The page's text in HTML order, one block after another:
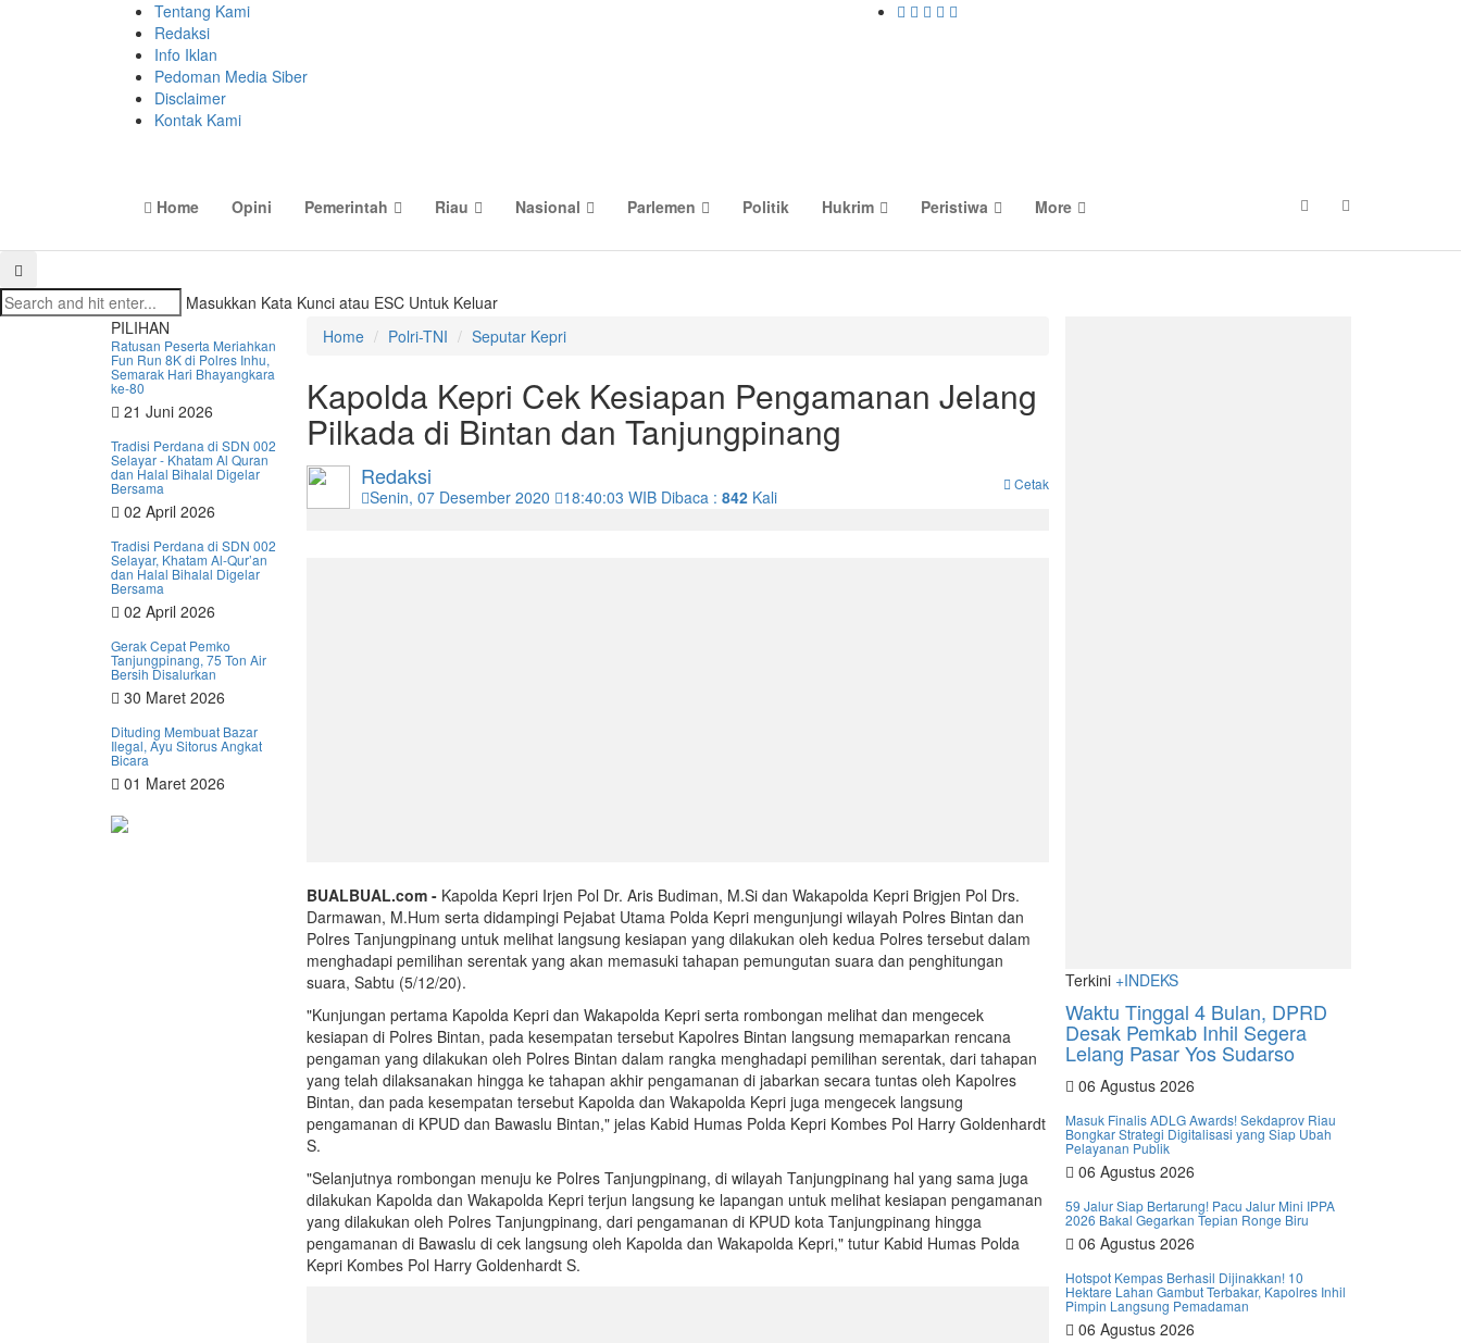
Tentang Kami
Redaksi
Info Iklan
Pedoman Media Siber
Disclaimer
Kontak Kami
Home Opini Pemerintah Riau Nasional Parlemen Politik Hukrim Peristiwa More
Masukkan Kata Kunci atau ESC Untuk Keluar
PILIHAN
Ratusan Peserta Meriahkan
Fun Run 8K di Polres Inhu,
Semarak Hari Bhayangkara
ke-80
21 Juni 2026
Tradisi Perdana di SDN 002
Selayar - Khatam Al Quran
dan Halal Bihalal Digelar
Bersama
02 April 2026
Tradisi Perdana di SDN 002
Selayar, Khatam Al-Qur’an
dan Halal Bihalal Digelar
Bersama
02 April 2026
Gerak Cepat Pemko
Tanjungpinang, 75 Ton Air
Bersih Disalurkan
30 Maret 2026
Dituding Membuat Bazar
Ilegal, Ayu Sitorus Angkat
Bicara
01 Maret 2026
Home Polri-TNI Seputar Kepri
Kapolda Kepri Cek Kesiapan Pengamanan Jelang
Pilkada di Bintan dan Tanjungpinang
Redaksi
Senin, 07 Desember 2020 18:40:03 WIB Dibaca : 842 Kali
Cetak
BUALBUAL.com - Kapolda Kepri Irjen Pol Dr. Aris Budiman, M.Si dan Wakapolda Kepri Brigjen Pol Drs.
Darmawan, M.Hum serta didampingi Pejabat Utama Polda Kepri mengunjungi wilayah Polres Bintan dan
Polres Tanjungpinang untuk melihat langsung kesiapan yang dilakukan oleh kedua Polres tersebut dalam
menghadapi pemilihan serentak yang akan memasuki tahapan pemungutan suara dan penghitungan
suara, Sabtu (5/12/20).
"Kunjungan pertama Kapolda Kepri dan Wakapolda Kepri serta rombongan melihat dan mengecek
kesiapan di Polres Bintan, pada kesempatan tersebut Kapolres Bintan langsung memaparkan rencana
pengaman yang dilakukan oleh Polres Bintan dalam rangka menghadapi pemilihan serentak, dari tahapan
yang telah dilaksanakan hingga ke tahapan akhir pengamanan di jabarkan secara tuntas oleh Kapolres
Bintan, dan pada kesempatan tersebut Kapolda dan Wakapolda Kepri juga mengecek langsung
pengamanan di KPUD dan Bawaslu Bintan," jelas Kabid Humas Polda Kepri Kombes Pol Harry Goldenhardt
S.
"Selanjutnya rombongan menuju ke Polres Tanjungpinang, di wilayah Tanjungpinang hal yang sama juga
dilakukan Kapolda dan Wakapolda Kepri terjun langsung ke lapangan untuk melihat kesiapan pengamanan
yang dilakukan oleh Polres Tanjungpinang, dari pengamanan di KPUD kota Tanjungpinang hingga
pengamanan di Bawaslu di cek langsung oleh Kapolda dan Wakapolda Kepri," tutur Kabid Humas Polda
Kepri Kombes Pol Harry Goldenhardt S.
Terkini +INDEKS
Waktu Tinggal 4 Bulan, DPRD
Desak Pemkab Inhil Segera
Lelang Pasar Yos Sudarso
06 Agustus 2026
Masuk Finalis ADLG Awards! Sekdaprov Riau
Bongkar Strategi Digitalisasi yang Siap Ubah
Pelayanan Publik
06 Agustus 2026
59 Jalur Siap Bertarung! Pacu Jalur Mini IPPA
2026 Bakal Gegarkan Tepian Ronge Biru
06 Agustus 2026
Hotspot Kempas Berhasil Dijinakkan! 10
Hektare Lahan Gambut Terbakar, Kapolres Inhil
Pimpin Langsung Pemadaman
06 Agustus 2026